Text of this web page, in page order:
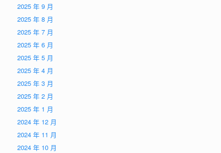
2025 年 9 月
2025 年 8 月
2025 年 7 月
2025 年 6 月
2025 年 5 月
2025 年 4 月
2025 年 3 月
2025 年 2 月
2025 年 1 月
2024 年 12 月
2024 年 11 月
2024 年 10 月